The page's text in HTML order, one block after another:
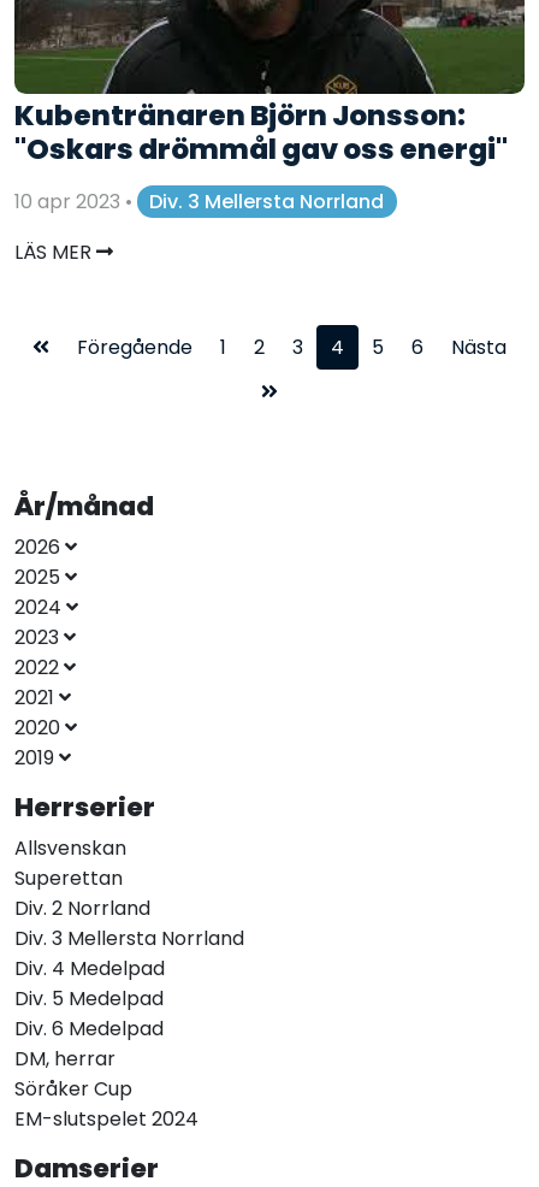
Kubentränaren Björn Jonsson:
"Oskars drömmål gav oss energi"
10 apr 2023 •
Div. 3 Mellersta Norrland
LÄS MER
Föregående 1 2 3 4 5 6 Nästa
År/månad
2026
2025
2024
2023
2022
2021
2020
2019
Herrserier
Allsvenskan
Superettan
Div. 2 Norrland
Div. 3 Mellersta Norrland
Div. 4 Medelpad
Div. 5 Medelpad
Div. 6 Medelpad
DM, herrar
Söråker Cup
EM-slutspelet 2024
Damserier